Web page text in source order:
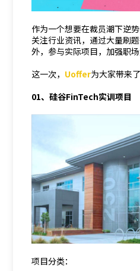
作为一个想要在裁员潮下逆
关注行业资讯，通过大量刷
外，参与实际项目，加强职场
这一次， Uoffer为大家带来
01、硅谷FinTech实训项目
项目分类：